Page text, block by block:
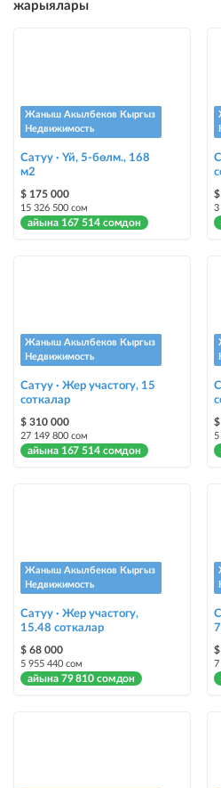
@house_kg Instagram аккаунтуна жана
жайгаштыруу + Instagramдагы акы
жарыялардын арасында башка түстө
бөлүмүндө көрсөтүлөт
Чаптамалар
Опциялары бар жаркыраган стикерлер
башкалардан өзгөчөлөнтүп, аны
жарыялары
Жаныш Акылбеков Кыргыз
Недвижимость
Сатуу · Үй, 5-бөлм., 168
м2
$ 175 000
15 326 500 сом
айына 167 514 сомдон
3
Жаныш Акылбеков Кыргыз
Недвижимость
Сатуу · Жер участогу, 15
соткалар
$ 310 000
27 149 800 сом
айына 167 514 сомдон
Жаныш Акылбеков Кыргыз
Недвижимость
Сатуу · Жер участогу,
15.48 соткалар
$ 68 000
5 955 440 сом
айына 79 810 сомдон
7